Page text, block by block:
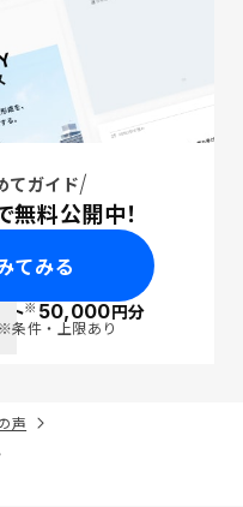
てガイド
料公開中！
てみる
ト※50,000円分
※条件・上限あり
声